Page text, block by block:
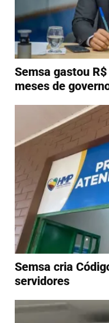
Semsa gastou
meses de
Semsa cria
servidores